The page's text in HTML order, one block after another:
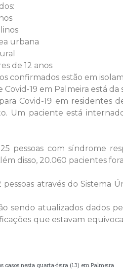
urbana
de 12 anos
confirmados estão em
Covid-19 em Palmeira está
Covid-19 em residentes
Um paciente está
pessoas com síndrome
disso, 20.060 pacientes
pessoas através do Sistema
sendo atualizados dados
que estavam
casos nesta quarta-feira (13) em Palmeira